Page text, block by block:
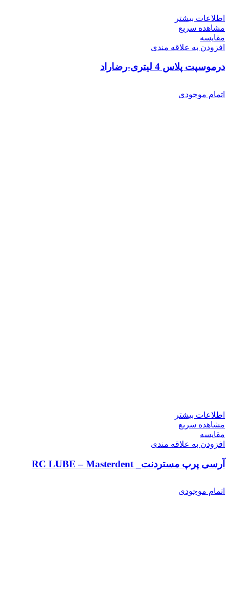
اطلاعات بیشتر
مشاهده سریع
مقایسه
افزودن به علاقه مندی
درموسپت پلاس 4 لیتری-رضاراد
اتمام موجودی
اطلاعات بیشتر
مشاهده سریع
مقایسه
افزودن به علاقه مندی
آرسی پرپ مستردنت_ RC LUBE – Masterdent
اتمام موجودی